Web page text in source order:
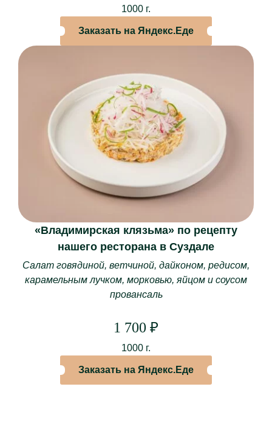
Винная и барная карта
Специальное меню “Союз”
Кейтеринг
Торты на заказ
БАНКЕТЫ
Новогодние корпоративы
Свадьбы
Юбилеи
Свидания
Крестины
Корпоративы
Детские праздники
Торжественный зал
Музыкальный зал
Каминный зал
1000 г.
Заказать на Яндекс.Еде
«Владимирская клязьма» по рецепту
нашего ресторана в Суздале
Салат говядиной, ветчиной, дайконом, редисом,
карамельным лучком, морковью, яйцом и соусом
провансаль
1 700 ₽
1000 г.
Заказать на Яндекс.Еде